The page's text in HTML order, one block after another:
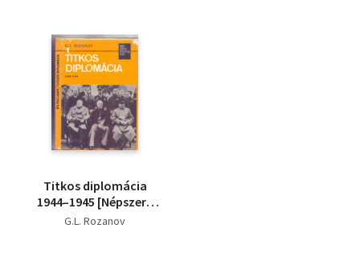
Titkos diplomácia
1944–1945 [Népszerű
történelem]
G.L. Rozanov